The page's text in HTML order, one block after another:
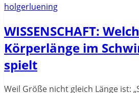
holgerluening
WISSENSCHAFT:
Körperlänge im
spielt
Weil Größe nicht gleich Länge ist: